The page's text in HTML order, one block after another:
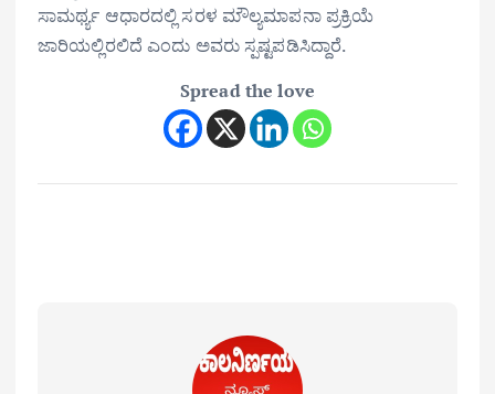
ಸಾಮರ್ಥ್ಯ ಆಧಾರದಲ್ಲಿ ಸರಳ ಮೌಲ್ಯಮಾಪನಾ ಪ್ರಕ್ರಿಯೆ
ಜಾರಿಯಲ್ಲಿರಲಿದೆ ಎಂದು ಅವರು ಸ್ಪಷ್ಟಪಡಿಸಿದ್ದಾರೆ.
Spread the love